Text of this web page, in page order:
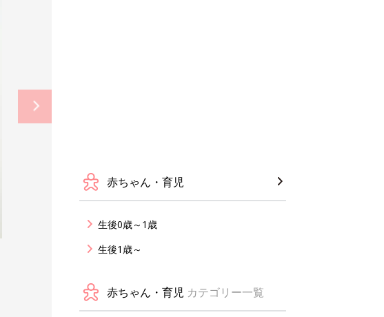
赤ちゃん・育児
生後0歳～1歳
生後1歳～
赤ちゃん・育児 カテゴリー一覧